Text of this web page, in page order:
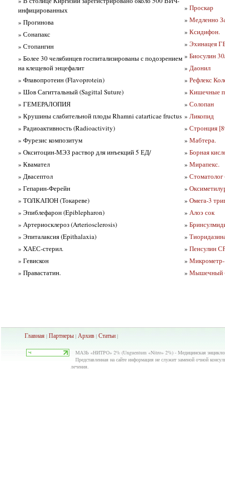
инфицированных
» Прогинова
» Сонапакс
» Стопангин
» Более 30 челябинцев госпитализированы с подозрением
на клещевой энцефалит
» Флавопротеин (Flavoprotein)
» Шов Сагиттальный (Sagittal Suture)
» ГЕМЕРАЛОПИЯ
» Крушины слабительной плоды Rhamni catarticae fructus
» Радиоактивность (Radioactivity)
» Фурезис композитум
» Окситоцин-МЭЗ раствор для инъекций 5 ЕД/
» Квамател
» Двасептол
» Гепарин-Ферейн
» ТОЛКАПОН (Токареве)
» Эпиблефарон (Epiblepharon)
» Артериосклероз (Arteriosclerosis)
» Эпиталаксия (Epithalaxia)
» ХАЕС-стерил.
» Гевискон
» Правастатин.
» Проскар
» Медленно
» Ксидифон.
» Эхинацея
» Биосулин
» Даонил
» Рефлекс
» Кишечные
» Солопан
» Ликопид
» Стронция
» Мабтера.
» Борная
» Мирапекс.
»
»
» Омега-3
» Алоэ сок
»
»
» Пенсулин
»
» Мышечный
Главная | Партнеры | Архив | Статьи |
МАЗЬ «НИТРО» 2% (Unguentum «Nitro» 2%) - Медицинская
Представленная на сайте информация не служит заменой очной
лечения.